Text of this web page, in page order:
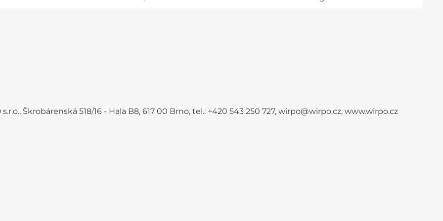
s.r.o., Škrobárenská 518/16 - Hala B8, 617 00 Brno, tel.: +420 543 250 727, wirpo@wirpo.cz, www.wirpo.cz